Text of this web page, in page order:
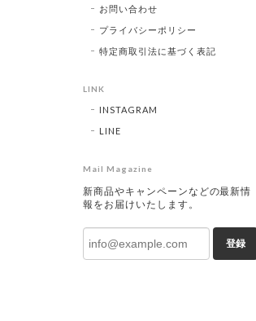
お問い合わせ
プライバシーポリシー
特定商取引法に基づく表記
LINK
INSTAGRAM
LINE
Mail Magazine
新商品やキャンペーンなどの最新情
報をお届けいたします。
登録